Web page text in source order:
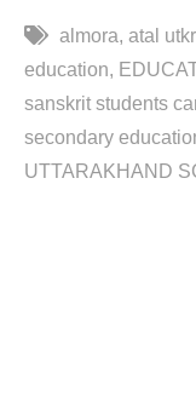
almora atal
education
sanskrit students
secondary
UTTARAKHAND